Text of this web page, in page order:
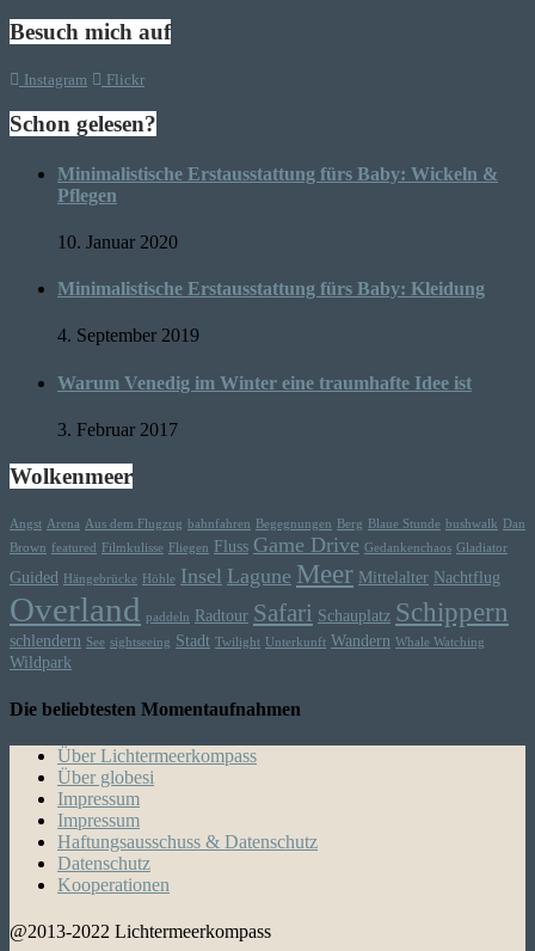
Besuch mich auf
Instagram Flickr
Schon gelesen?
Minimalistische Erstausstattung fürs Baby: Wickeln &
Pflegen
10. Januar 2020
Minimalistische Erstausstattung fürs Baby: Kleidung
4. September 2019
Warum Venedig im Winter eine traumhafte Idee ist
3. Februar 2017
Wolkenmeer
Angst Arena Aus dem Flugzug bahnfahren Begegnungen Berg Blaue Stunde bushwalk
Dan
Brown featured Filmkulisse Fliegen Fluss Game Drive Gedankenchaos Gladiator
Guided Hängebrücke Höhle Insel Lagune Meer Mittelalter Nachtflug
Overland paddeln Radtour Safari Schauplatz Schippern
schlendern See sightseeing Stadt Twilight Unterkunft Wandern Whale Watching
Wildpark
Die beliebtesten Momentaufnahmen
Über Lichtermeerkompass
Über globesi
Impressum
Impressum
Haftungsausschuss & Datenschutz
Datenschutz
Kooperationen
@2013-2022 Lichtermeerkompass